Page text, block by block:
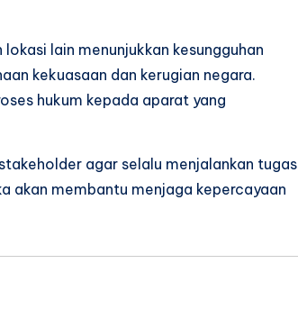
lain menunjukkan kesungguhan
kekuasaan dan kerugian negara.
hukum kepada aparat yang
agar selalu menjalankan tugas
akan membantu menjaga kepercayaan